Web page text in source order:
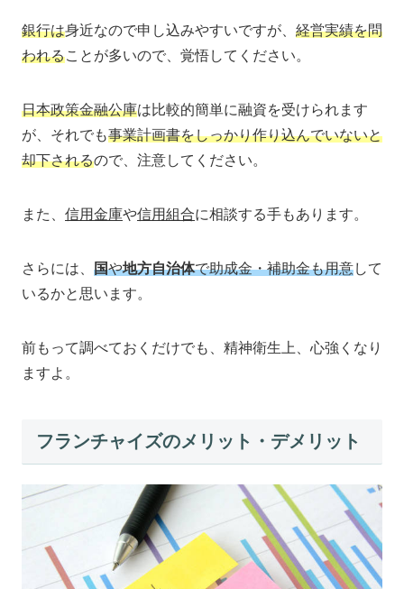
銀行は身近なので申し込みやすいですが、 経営実績を問
われることが多いので、覚悟してください。
日本政策金融公庫は比較的簡単に融資を受けられます
が、それでも事業計画書をしっかり作り込んでいないと
却下されるので、注意してください。
また、 信用金庫や信用組合に相談する手もあります。
さらには、 国や地方自治体で助成金・補助金も用意して
いるかと思います。
前もって調べておくだけでも、精神衛生上、心強くなり
ますよ。
フランチャイズのメリット・デメリット